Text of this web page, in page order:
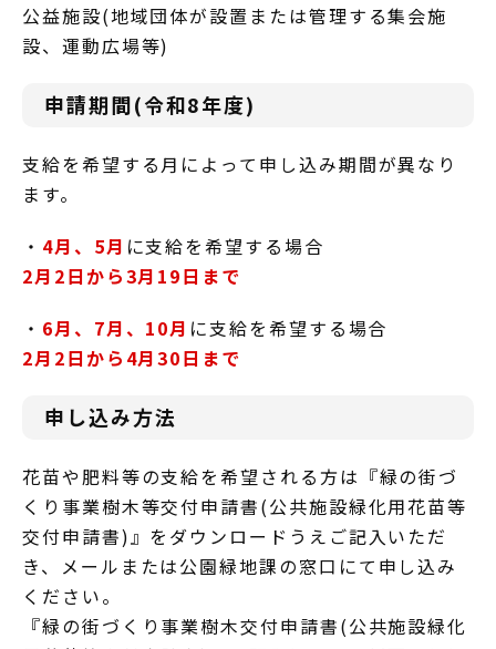
公益施設(地域団体が設置または管理する集会施
設、運動広場等)
申請期間(令和8年度)
支給を希望する月によって申し込み期間が異なり
ます。
・ 4月、5月 に支給を希望する場合
2月2日から3月19日まで
・ 6月、7月、10月 に支給を希望する場合
2月2日から4月30日まで
申し込み方法
花苗や肥料等の支給を希望される方は『緑の街づ
くり事業樹木等交付申請書(公共施設緑化用花苗等
交付申請書)』をダウンロードうえご記入いただ
き、メールまたは公園緑地課の窓口にて申し込み
ください。
『緑の街づくり事業樹木交付申請書(公共施設緑化